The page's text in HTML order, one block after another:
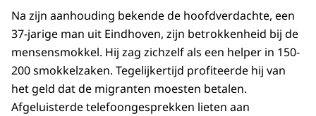
Na zijn aanhouding bekende de hoofdverdachte, een
37-jarige man uit Eindhoven, zijn betrokkenheid bij de
mensensmokkel. Hij zag zichzelf als een helper in 150-
200 smokkelzaken. Tegelijkertijd profiteerde hij van
het geld dat de migranten moesten betalen.
Afgeluisterde telefoongesprekken lieten aan